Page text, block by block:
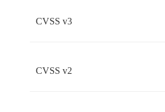
CVSS v3
CVSS v2